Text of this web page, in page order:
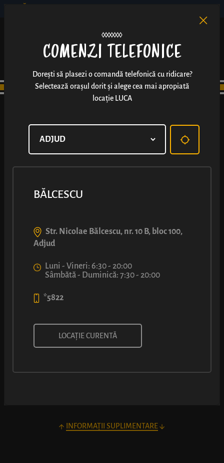
SALEURI CU UNT ȘI CU
PARMEZAN D.O.P
INFORMAȚII SUPLIMENTARE
COMENZI TELEFONICE
Dorești să plasezi o comandă telefonică cu ridicare?
Selectează orașul dorit și alege cea mai apropiată
locație LUCA
BĂLCESCU
Str. Nicolae Bălcescu, nr. 10 B, bloc 100,
Adjud
Luni - Vineri: 6:30 - 20:00
Sâmbătă - Duminică: 7:30 - 20:00
*5822
LOCAȚIE CURENTĂ